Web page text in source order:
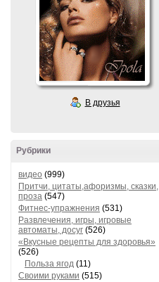
В друзья
Рубрики
видео (999)
Притчи, цитаты,афоризмы, сказки,
проза (547)
Фитнес-упражнения (531)
Развлечения, игры, игровые
автоматы, досуг (526)
«Вкусные рецепты для здоровья»
(526)
Польза ягод (11)
Своими руками (515)